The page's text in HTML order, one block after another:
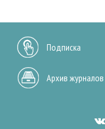
Подписка
Архив журналов